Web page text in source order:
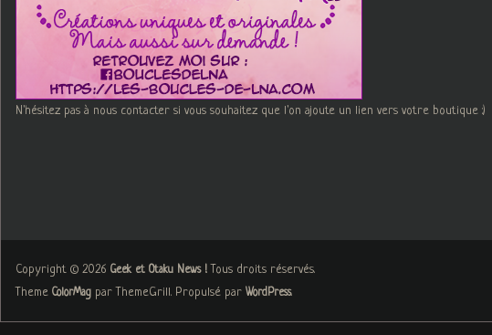
N'hésitez pas à nous contacter si vous souhaitez que l'on ajoute un lien vers votre boutique :)
Copyright © 2026 Geek et Otaku News !. Tous droits réservés.
Theme ColorMag par ThemeGrill. Propulsé par WordPress.